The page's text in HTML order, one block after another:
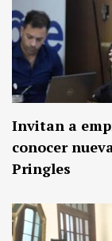
Invitan a
conocer
Pringles